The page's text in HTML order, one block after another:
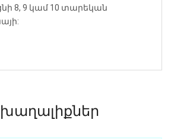
8, 9 կամ 10 տարեկան
խաղալիքներ